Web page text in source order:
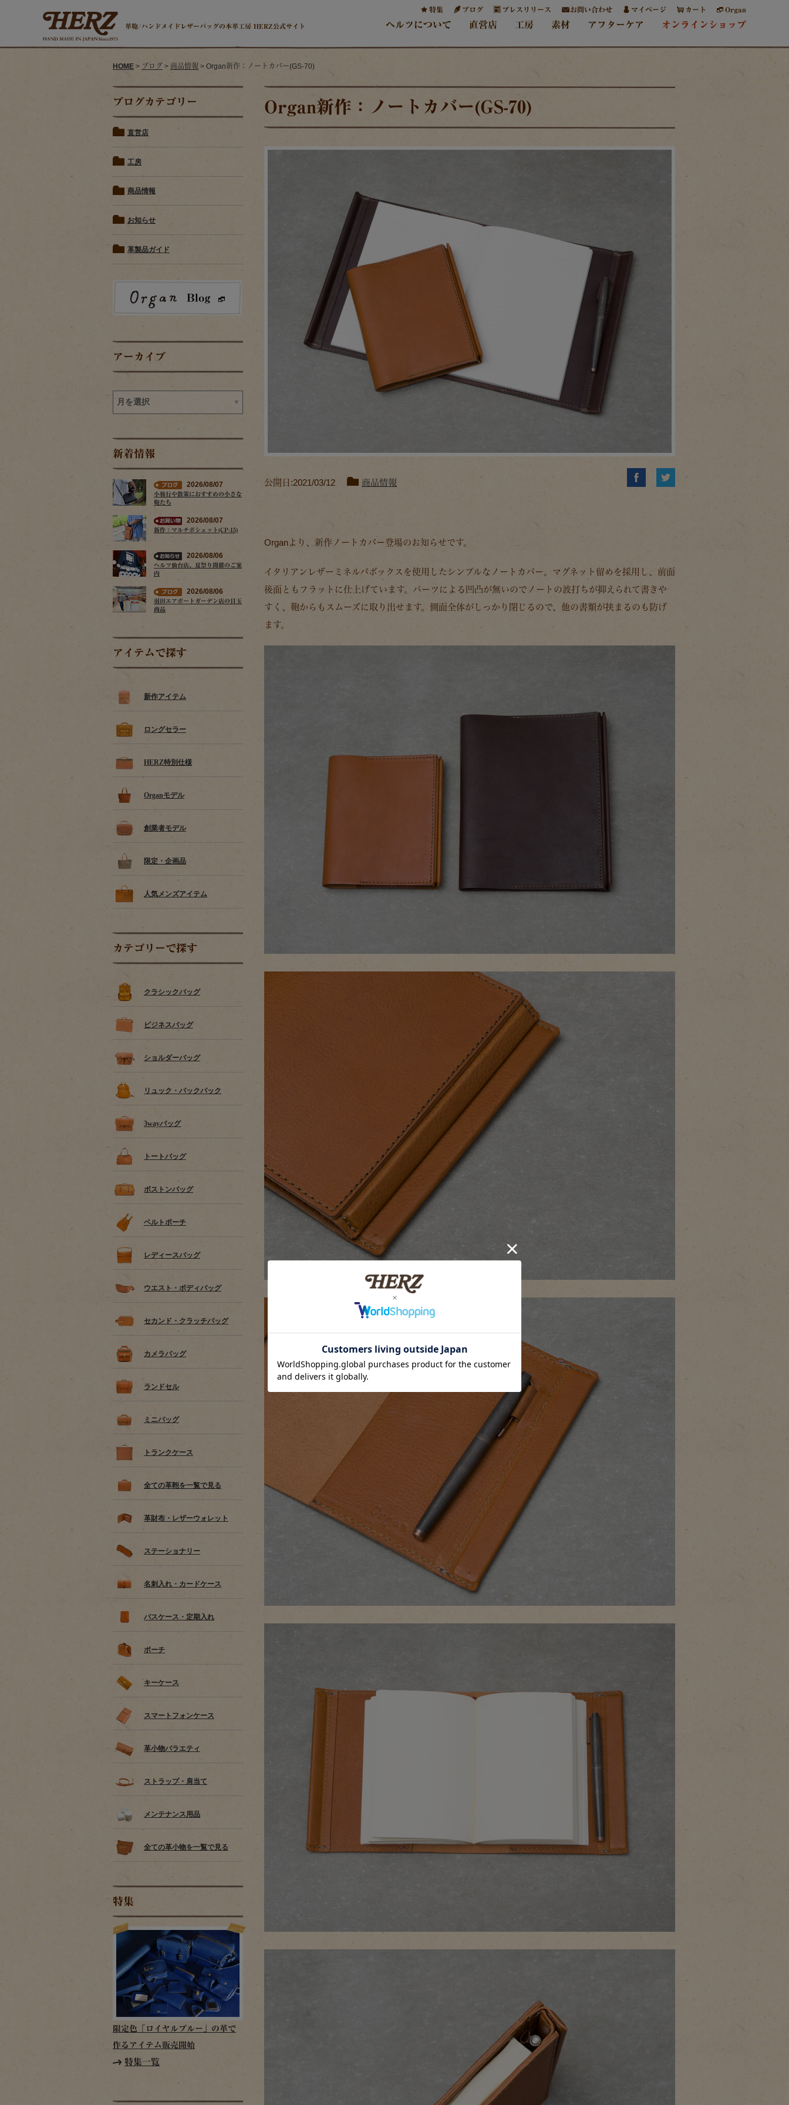
革鞄/ハンドメイドレザーバッグの本革工房 HERZ公式サイト
特集 ブログ プレスリリース お問い合わせ マイページ カート Organ
ヘルツについて 直営店 工房 素材 アフターケア オンラインショップ
HOME > ブログ > 商品情報 > Organ新作：ノートカバー(GS-70)
ブログカテゴリー
直営店
工房
商品情報
お知らせ
革製品ガイド
アーカイブ
新着情報
2026/08/07
小旅行や散策におすすめの小さな
鞄たち
2026/08/07
新作：マルチポシェット(CP-15)
2026/08/06
ヘルツ仙台店、夏祭り開催のご案
内
2026/08/06
羽田エアポートガーデン店の目玉
商品
アイテムで探す
新作アイテム
ロングセラー
HERZ特別仕様
Organモデル
創業者モデル
限定・企画品
人気メンズアイテム
カテゴリーで探す
クラシックバッグ
ビジネスバッグ
ショルダーバッグ
リュック・バックパック
3wayバッグ
トートバッグ
ボストンバッグ
ベルトポーチ
レディースバッグ
ウエスト・ボディバッグ
セカンド・クラッチバッグ
カメラバッグ
ランドセル
ミニバッグ
トランクケース
全ての革鞄を一覧で見る
革財布・レザーウォレット
ステーショナリー
名刺入れ・カードケース
パスケース・定期入れ
ポーチ
キーケース
スマートフォンケース
革小物バラエティ
ストラップ・肩当て
メンテナンス用品
全ての革小物を一覧で見る
特集
限定色「ロイヤルブルー」の革で
作るアイテム販売開始
特集一覧
Organ新作：ノートカバー(GS-70)
公開日:2021/03/12 商品情報
Organより、新作ノートカバー登場のお知らせです。
イタリアンレザーミネルバボックスを使用したシンプルなノートカバー。マグネット留めを採用し、前面
後面ともフラットに仕上げています。パーツによる凹凸が無いのでノートの波打ちが抑えられて書きや
すく、鞄からもスムーズに取り出せます。側面全体がしっかり閉じるので、他の書類が挟まるのも防げ
ます。